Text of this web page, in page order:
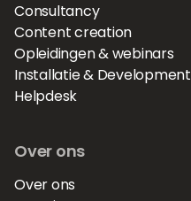
Consultancy
Content creation
Opleidingen & webinars
Installatie & Development
Helpdesk
Over ons
Over ons